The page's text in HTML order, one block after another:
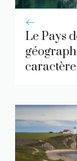
Le Pays
caractère